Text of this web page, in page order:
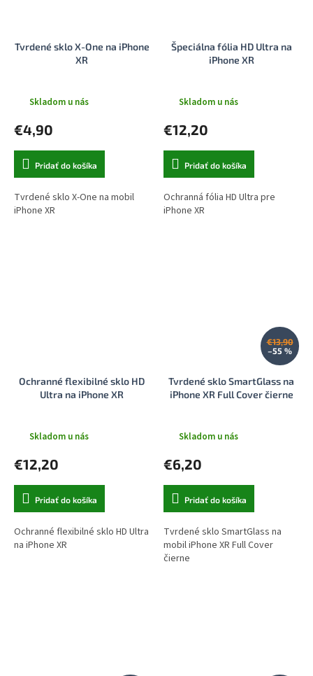
Tvrdené sklo X-One na iPhone
XR
Skladom u nás
€4,90
Pridať do košíka
Tvrdené sklo X-One na mobil
iPhone XR
Špeciálna fólia HD Ultra na
iPhone XR
Skladom u nás
€12,20
Pridať do košíka
Ochranná fólia HD Ultra pre
iPhone XR
Ochranné flexibilné sklo HD
Ultra na iPhone XR
Skladom u nás
€12,20
Pridať do košíka
Ochranné flexibilné sklo HD Ultra
na iPhone XR
€13,90
–55 %
Tvrdené sklo SmartGlass na
iPhone XR Full Cover čierne
Skladom u nás
€6,20
Pridať do košíka
Tvrdené sklo SmartGlass na
mobil iPhone XR Full Cover
čierne